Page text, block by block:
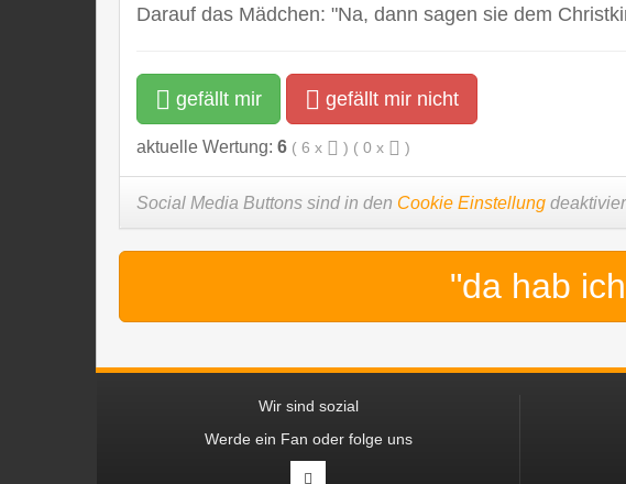
Darauf das Mädchen: "Na, dann sagen sie dem
gefällt mir gefällt mir nicht
aktuelle Wertung: 6 ( 6 x ) ( 0 x )
Social Media Buttons sind in den Cookie Einstellung
"da hab
Wir sind sozial
Werde ein Fan oder folge uns